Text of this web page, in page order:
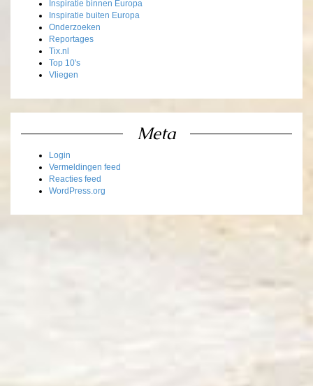
Inspiratie binnen Europa
Inspiratie buiten Europa
Onderzoeken
Reportages
Tix.nl
Top 10's
Vliegen
Meta
Login
Vermeldingen feed
Reacties feed
WordPress.org